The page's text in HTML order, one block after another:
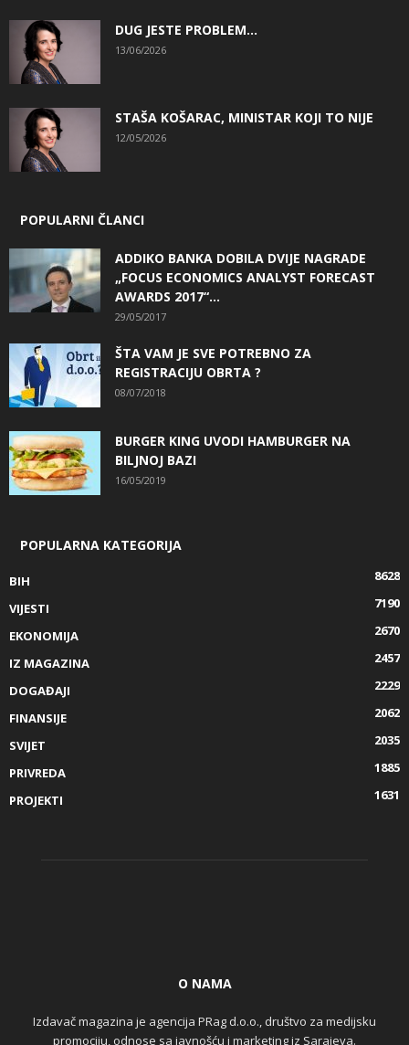
DUG JESTE PROBLEM…
13/06/2026
STAŠA KOŠARAC, MINISTAR KOJI TO NIJE
12/05/2026
POPULARNI ČLANCI
ADDIKO BANKA DOBILA DVIJE NAGRADE
„FOCUS ECONOMICS ANALYST FORECAST
AWARDS 2017“...
29/05/2017
ŠTA VAM JE SVE POTREBNO ZA
REGISTRACIJU OBRTA ?
08/07/2018
BURGER KING UVODI HAMBURGER NA
BILJNOJ BAZI
16/05/2019
POPULARNA KATEGORIJA
BIH
8628
VIJESTI
7190
EKONOMIJA
2670
IZ MAGAZINA
2457
DOGAĐAJI
2229
FINANSIJE
2062
SVIJET
2035
PRIVREDA
1885
PROJEKTI
1631
O NAMA
Izdavač magazina je agencija PRag d.o.o., društvo za medijsku
promociju, odnose sa javnošću i marketing iz Sarajeva.